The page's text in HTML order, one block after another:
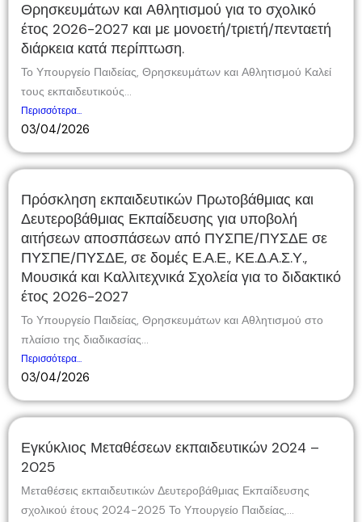
Θρησκευμάτων και Αθλητισμού για το σχολικό
έτος 2026-2027 και με μονοετή/τριετή/πενταετή
διάρκεια κατά περίπτωση.
Το Υπουργείο Παιδείας, Θρησκευμάτων και Αθλητισμού Καλεί
τους εκπαιδευτικούς...
Περισσότερα...
03/04/2026
Πρόσκληση εκπαιδευτικών Πρωτοβάθμιας και
Δευτεροβάθμιας Εκπαίδευσης για υποβολή
αιτήσεων αποσπάσεων από ΠΥΣΠΕ/ΠΥΣΔΕ σε
ΠΥΣΠΕ/ΠΥΣΔΕ, σε δομές Ε.Α.Ε., ΚΕ.Δ.Α.Σ.Υ.,
Μουσικά και Καλλιτεχνικά Σχολεία για το διδακτικό
έτος 2026-2027
Το Υπουργείο Παιδείας, Θρησκευμάτων και Αθλητισμού στο
πλαίσιο της διαδικασίας...
Περισσότερα...
03/04/2026
Εγκύκλιος Μεταθέσεων εκπαιδευτικών 2024 –
2025
Μεταθέσεις εκπαιδευτικών Δευτεροβάθμιας Εκπαίδευσης
σχολικού έτους 2024-2025 Το Υπουργείο Παιδείας,...